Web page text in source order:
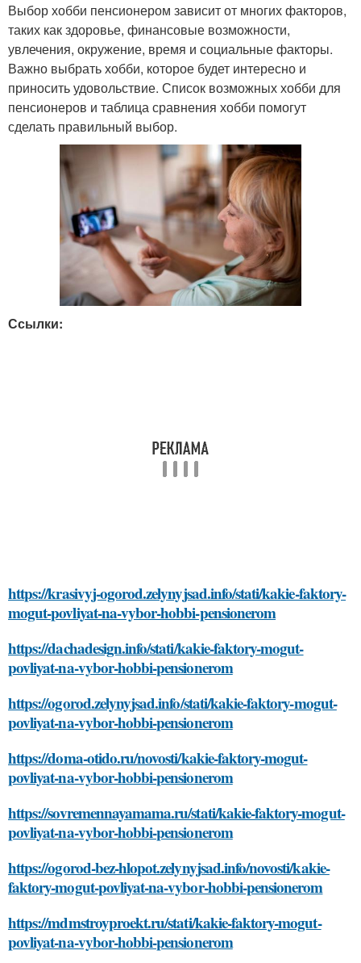
Выбор хобби пенсионером зависит от многих факторов,
таких как здоровье, финансовые возможности,
увлечения, окружение, время и социальные факторы.
Важно выбрать хобби, которое будет интересно и
приносить удовольствие. Список возможных хобби для
пенсионеров и таблица сравнения хобби помогут
сделать правильный выбор.
Ссылки:
https://krasivyj-ogorod.zelynyjsad.info/stati/kakie-faktory-
mogut-povliyat-na-vybor-hobbi-pensionerom
https://dachadesign.info/stati/kakie-faktory-mogut-
povliyat-na-vybor-hobbi-pensionerom
https://ogorod.zelynyjsad.info/stati/kakie-faktory-mogut-
povliyat-na-vybor-hobbi-pensionerom
https://doma-otido.ru/novosti/kakie-faktory-mogut-
povliyat-na-vybor-hobbi-pensionerom
https://sovremennayamama.ru/stati/kakie-faktory-mogut-
povliyat-na-vybor-hobbi-pensionerom
https://ogorod-bez-hlopot.zelynyjsad.info/novosti/kakie-
faktory-mogut-povliyat-na-vybor-hobbi-pensionerom
https://mdmstroyproekt.ru/stati/kakie-faktory-mogut-
povliyat-na-vybor-hobbi-pensionerom